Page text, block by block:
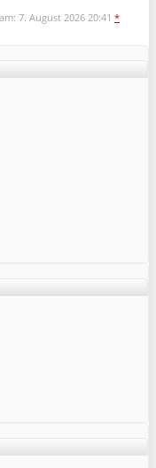
7. August 2026 20:41 *